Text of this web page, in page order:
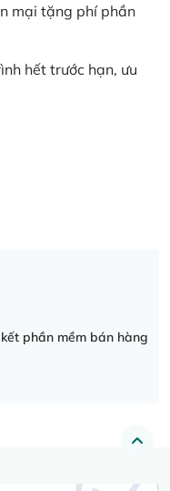
mại tặng phí phần
hết trước hạn, ưu
phần mềm bán hàng